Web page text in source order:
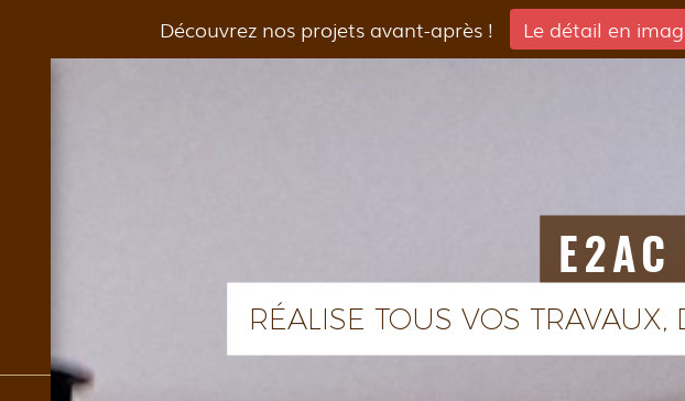
Découvrez nos projets avant-après ! Le détail en
E2AC
RÉALISE TOUS VOS